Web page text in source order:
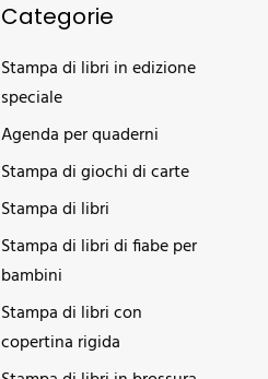
Categorie
Stampa di libri in edizione
speciale
Agenda per quaderni
Stampa di giochi di carte
Stampa di libri
Stampa di libri di fiabe per
bambini
Stampa di libri con
copertina rigida